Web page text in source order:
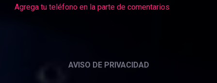
Agrega tu teléfono en la parte de comentarios
AVISO DE PRIVACIDAD